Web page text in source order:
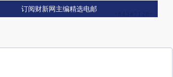
订阅财新网主编精选电邮